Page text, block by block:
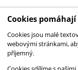
Cookies
Cookies jsou malé
webovými stránkami,
příjemný.